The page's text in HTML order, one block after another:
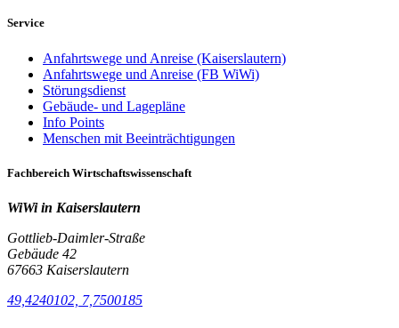
Service
Anfahrtswege und Anreise (Kaiserslautern)
Anfahrtswege und Anreise (FB WiWi)
Störungsdienst
Gebäude- und Lagepläne
Info Points
Menschen mit Beeinträchtigungen
Fachbereich Wirtschaftswissenschaft
WiWi in Kaiserslautern
Gottlieb-Daimler-Straße
Gebäude 42
67663 Kaiserslautern
49,4240102, 7,7500185